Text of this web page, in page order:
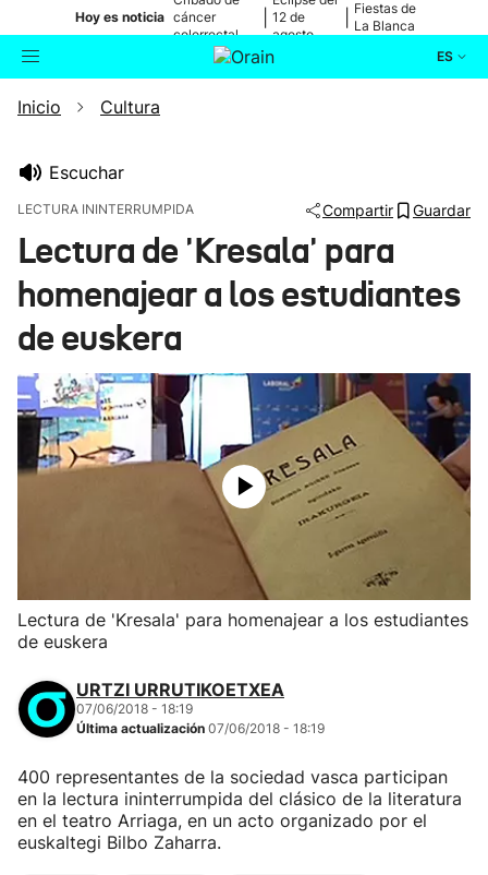
Hoy es noticia cáncer
colorrectal
12 de
agosto
Fiestas de
La Blanca
ES
Buscador
Ikusmiran
Inicio Cultura
Escuchar
LECTURA ININTERRUMPIDA Compartir Guardar
Lectura de 'Kresala' para
homenajear a los estudiantes
de euskera
Lectura de 'Kresala' para homenajear a los estudiantes
de euskera
URTZI URRUTIKOETXEA
07/06/2018 - 18:19
Última actualización 07/06/2018 - 18:19
400 representantes de la sociedad vasca participan
en la lectura ininterrumpida del clásico de la literatura
en el teatro Arriaga, en un acto organizado por el
euskaltegi Bilbo Zaharra.